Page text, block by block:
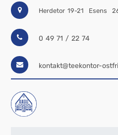
Herdetor 19-21 Esens
0 49 71 / 22 74
kontakt@teekontor-